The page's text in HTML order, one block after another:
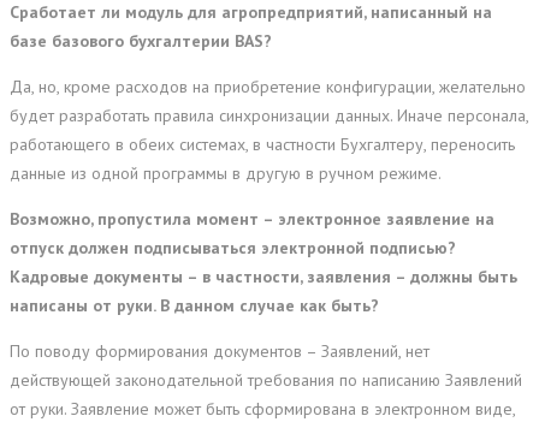
Сработает ли модуль для агропредприятий, написанный на
базе базового бухгалтерии BAS?
Да, но, кроме расходов на приобретение конфигурации, желательно
будет разработать правила синхронизации данных. Иначе персонала,
работающего в обеих системах, в частности Бухгалтеру, переносить
данные из одной программы в другую в ручном режиме.
Возможно, пропустила момент – электронное заявление на
отпуск должен подписываться электронной подписью?
Кадровые документы – в частности, заявления – должны быть
написаны от руки. В данном случае как быть?
По поводу формирования документов – Заявлений, нет
действующей законодательной требования по написанию Заявлений
от руки. Заявление может быть сформирована в электронном виде,